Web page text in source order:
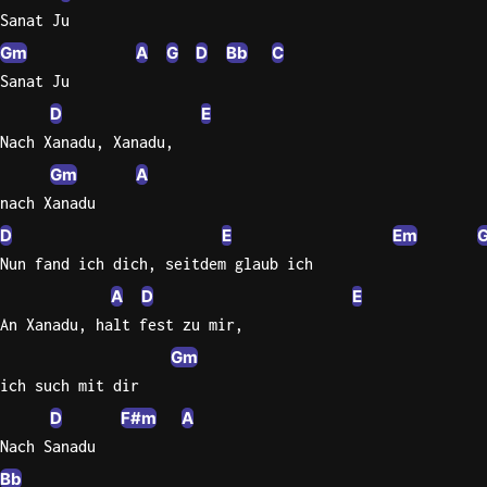
Sanat Ju
Gm A G D Bb C
Sanat Ju
D E
Nach Xanadu, Xanadu,
Gm A
nach Xanadu
D E Em
Nun fand ich dich, seitdem glaub ich
A D E
An Xanadu, halt fest zu mir,
Gm
ich such mit dir
D F#m A
Nach Sanadu
Bb